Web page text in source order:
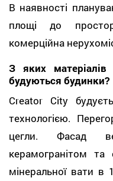
В наявності
площі до
комерційна
З яких
будуються будинки?
Creator City
технологією.
цегли. Фасад
керамогранітом
мінеральної вати